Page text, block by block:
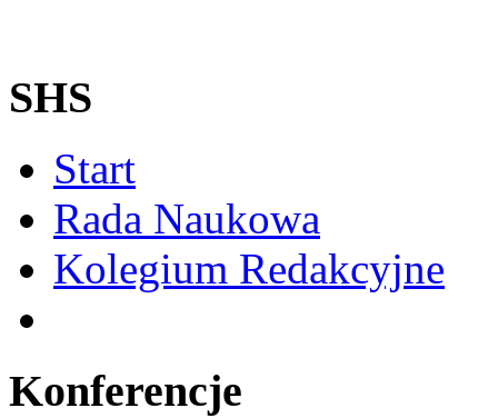
SHS
Start
Rada Naukowa
Kolegium Redakcyjne
Konferencje